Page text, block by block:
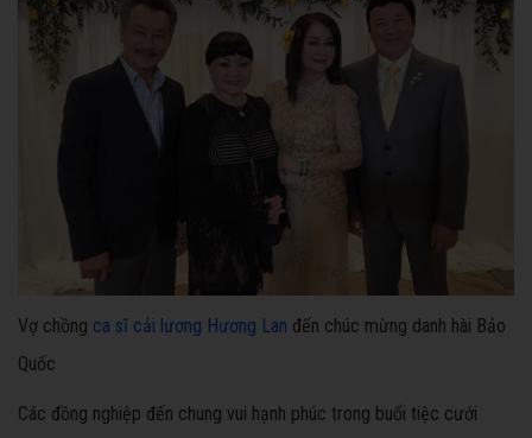
Vợ chồng ca sĩ cải lương Hương Lan đến chúc mừng danh hài Bảo
Quốc
Các đồng nghiệp đến chung vui hạnh phúc trong buổi tiệc cưới